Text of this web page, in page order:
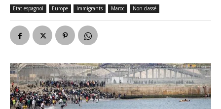
Etat espagnol Europe Immigrants Maroc Non classé